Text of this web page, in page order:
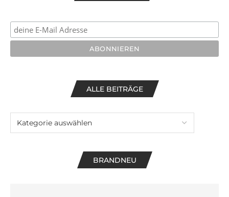
ALLE BEITRÄGE
BRANDNEU